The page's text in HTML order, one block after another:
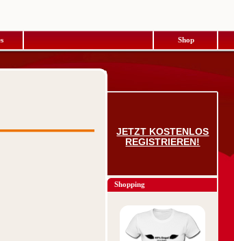
Shop
JETZT KOSTENLOS
REGISTRIEREN!
Shopping